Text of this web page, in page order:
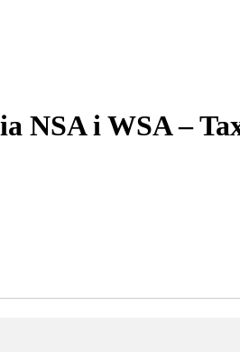
NSA i WSA –